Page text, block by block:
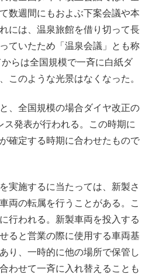
数週間にもおよぶ下案会議や本
には、温泉旅館を借り切って長
ていたため「温泉会議」とも称
らは全国規模で一斉に白紙ダ
このような光景はなくなった。
、全国規模の場合ダイヤ改正の
ス発表が行われる。この時期に
確定する時期に合わせたもので
実施するに当たっては、新製さ
両の転属を行うことがある。こ
行われる。新製車両を投入する
ると営業の際に使用する車両基
り、一時的に他の場所で保管し
わせて一斉に入れ替えることも